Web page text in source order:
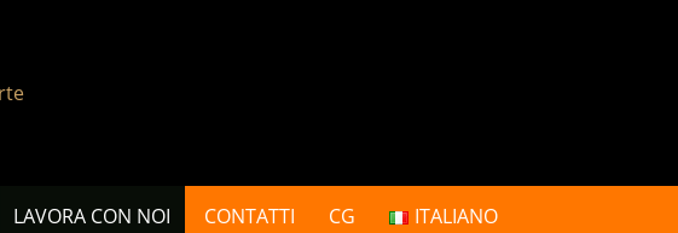
LAVORA CON NOI CONTATTI CG ITALIANO